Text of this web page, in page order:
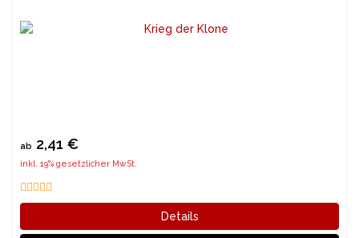
ab 2,41 €
inkl. 19% gesetzlicher MwSt.
Details